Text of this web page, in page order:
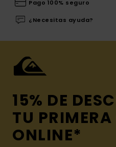
Pago 100% seguro
¿Necesitas ayuda?
15% DE
TU
ONLINE*